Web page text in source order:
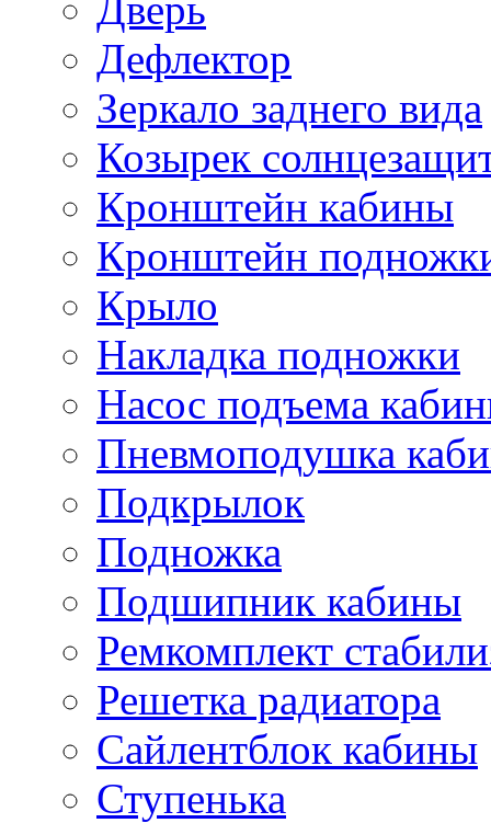
Дефлектор
Зеркало заднего вида
Козырек
Кронштейн кабины
Кронштейн
Крыло
Накладка подножки
Насос подъема
Пневмоподушка
Подкрылок
Подножка
Подшипник кабины
Ремкомплект
Решетка радиатора
Сайлентблок кабины
Ступенька